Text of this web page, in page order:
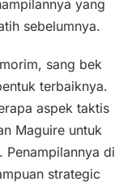
yang
sebelumnya.
sang bek
terbaiknya.
aspek taktis
Maguire untuk
di
strategic